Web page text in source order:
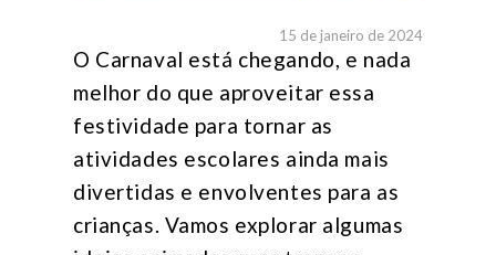
15 de janeiro de 2024
O Carnaval está chegando, e nada
melhor do que aproveitar essa
festividade para tornar as
atividades escolares ainda mais
divertidas e envolventes para as
crianças. Vamos explorar algumas